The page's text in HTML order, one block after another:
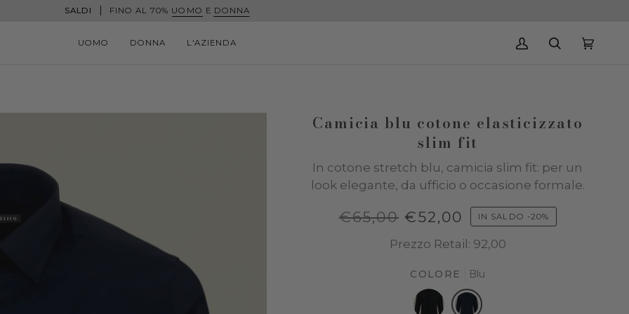
SALDI FINO AL 70% UOMO E DONNA
UOMO DONNA L'AZIENDA
Il
Cerca Carrello
Camicia blu cotone elasticizzato
slim fit
In cotone stretch blu, camicia slim fit: per un
look elegante, da ufficio o occasione formale.
€65,00 €52,00 IN SALDO -20%
Prezzo Retail: 92,00
COLORE Blu